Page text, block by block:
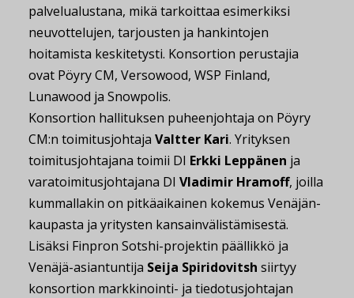
palvelualustana, mikä tarkoittaa esimerkiksi
neuvottelujen, tarjousten ja hankintojen
hoitamista keskitetysti. Konsortion perustajia
ovat Pöyry CM, Versowood, WSP Finland,
Lunawood ja Snowpolis.
Konsortion hallituksen puheenjohtaja on Pöyry
CM:n toimitusjohtaja Valtter Kari. Yrityksen
toimitusjohtajana toimii DI Erkki Leppänen ja
varatoimitusjohtajana DI Vladimir Hramoff, joilla
kummallakin on pitkäaikainen kokemus Venäjän-
kaupasta ja yritysten kansainvälistämisestä.
Lisäksi Finpron Sotshi-projektin päällikkö ja
Venäjä-asiantuntija Seija Spiridovitsh siirtyy
konsortion markkinointi- ja tiedotusjohtajan